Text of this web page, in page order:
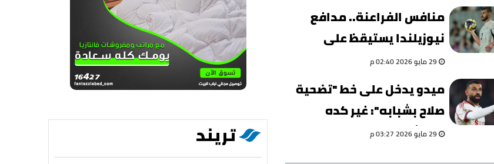
منافس الفراعنة.. مدافع
نيوزيلندا يستيقظ على
مليون معجب والسبب لا
29 مايو 2026 02:40 م
ميدو يدخل على خط "تضحية
صلاح بشبابه": غير كده
محدش هيسمّي عليك
29 مايو 2026 03:27 م تريند